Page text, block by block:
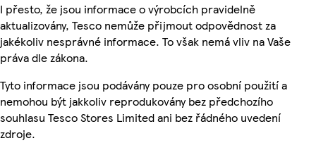
I přesto, že jsou informace o výrobcích pravidelně
aktualizovány, Tesco nemůže přijmout odpovědnost za
jakékoliv nesprávné informace. To však nemá vliv na Vaše
práva dle zákona.
Tyto informace jsou podávány pouze pro osobní použití a
nemohou být jakkoliv reprodukovány bez předchozího
souhlasu Tesco Stores Limited ani bez řádného uvedení
zdroje.